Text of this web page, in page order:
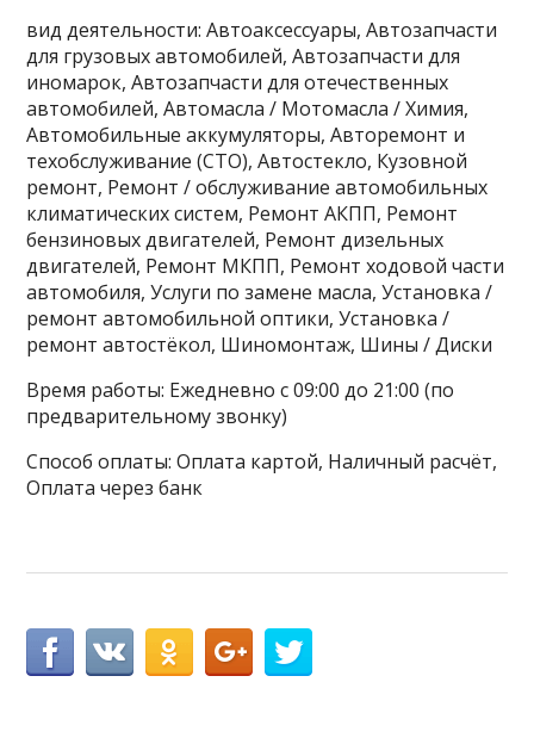
вид деятельности: Автоаксессуары, Автозапчасти
для грузовых автомобилей, Автозапчасти для
иномарок, Автозапчасти для отечественных
автомобилей, Автомасла / Мотомасла / Химия,
Автомобильные аккумуляторы, Авторемонт и
техобслуживание (СТО), Автостекло, Кузовной
ремонт, Ремонт / обслуживание автомобильных
климатических систем, Ремонт АКПП, Ремонт
бензиновых двигателей, Ремонт дизельных
двигателей, Ремонт МКПП, Ремонт ходовой части
автомобиля, Услуги по замене масла, Установка /
ремонт автомобильной оптики, Установка /
ремонт автостёкол, Шиномонтаж, Шины / Диски
Время работы: Ежедневно с 09:00 до 21:00 (по
предварительному звонку)
Способ оплаты: Оплата картой, Наличный расчёт,
Оплата через банк